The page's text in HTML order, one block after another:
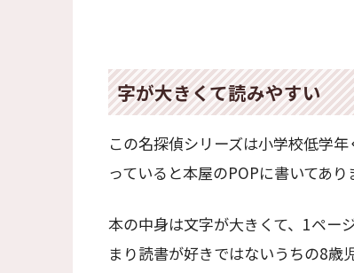
字が大きくて読みやすい
この名探偵シリーズは小学校低学
っていると本屋のPOPに書いてあ
本の中身は文字が大きくて、1ペー
まり読書が好きではないうちの8歳